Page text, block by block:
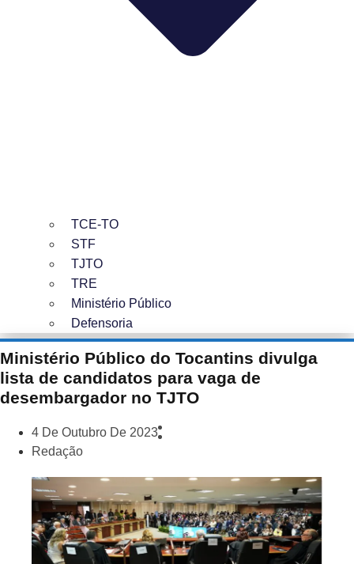
TCE-TO
STF
TJTO
TRE
Ministério Público
Defensoria
Ministério Público do Tocantins divulga
lista de candidatos para vaga de
desembargador no TJTO
4 De Outubro De 2023
Redação